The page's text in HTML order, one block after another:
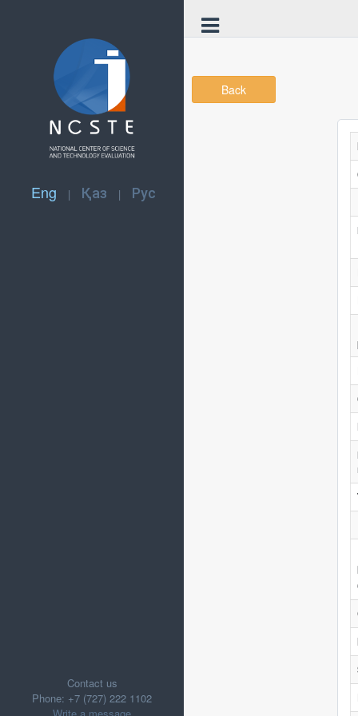
Eng | Қаз | Рус
Contact us
Phone: +7 (727) 222 1102
Back